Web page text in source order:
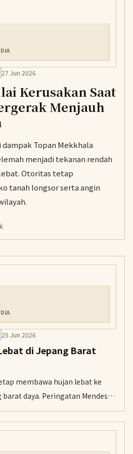
27 Jun 2026
Kerusakan Saat
Menjauh
Topan Mekkhala
menjadi tekanan rendah
Otoritas tetap
tanah longsor serta angin
25 Jun 2026
di Jepang Barat
membawa hujan lebat ke
daya. Peringatan Mendesak
dikeluarkan di sebagian
Nagasaki, dan Oita.